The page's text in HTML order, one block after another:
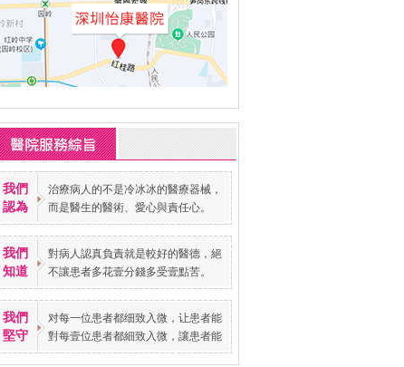
我們
認為
治療病人的不是冷冰冰的醫療器械，
而是醫生的醫術、愛心與責任心。
我們
知道
對病人認真負責就是較好的醫德，絕
不讓患者多花壹分錢多受壹點苦。
我們
堅守
对每一位患者都细致入微，让患者能
對每壹位患者都細致入微，讓患者能